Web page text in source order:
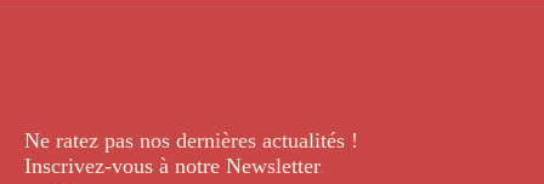
Ne ratez pas nos dernières actualités !
Inscrivez-vous à notre Newsletter.